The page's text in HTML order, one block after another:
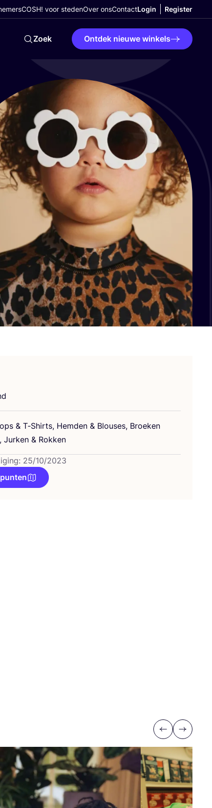
COSH! voor stedenOver onsContactLogin Register
Zoek Ontdek nieuwe winkels
& T‑Shirts, Hem­den & Blou­ses, Broe­ken
Jur­ken & Rokken
25/10/2023
Previous
Next